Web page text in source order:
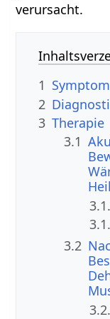
verursacht.
1
2
3 Therapie
3.1
3.2